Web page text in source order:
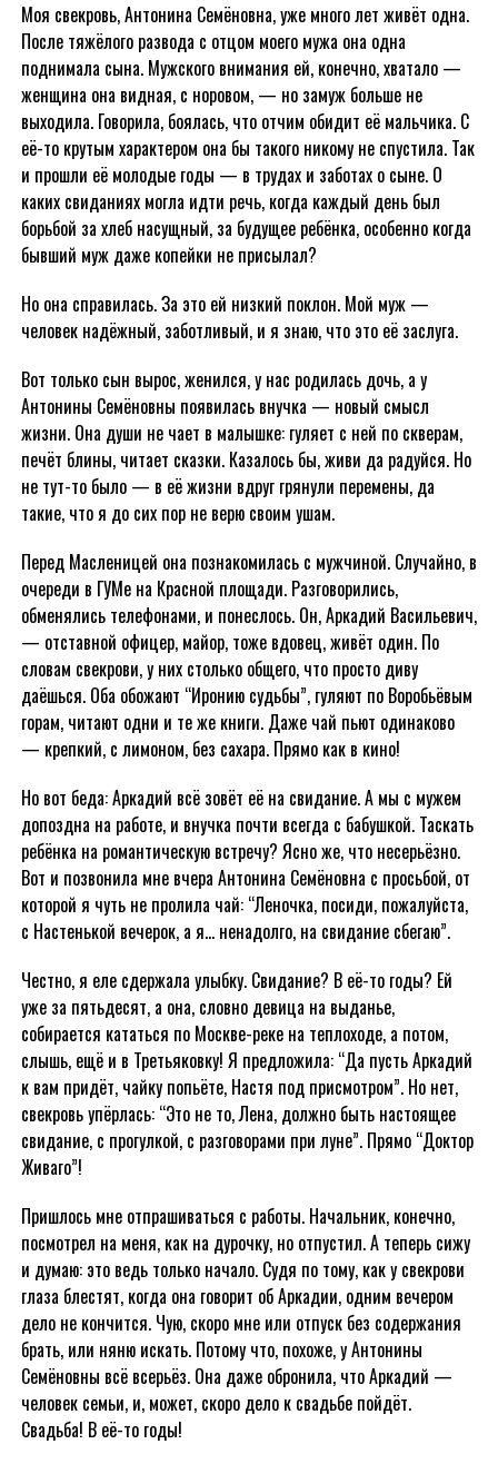
Моя свекровь, Антонина Семёновна, уже много лет живёт одна.
После тяжёлого развода с отцом моего мужа она одна
поднимала сына. Мужского внимания ей, конечно, хватало —
женщина она видная, с норовом, — но замуж больше не
выходила. Говорила, боялась, что отчим обидит её мальчика. С
её-то крутым характером она бы такого никому не спустила. Так
и прошли её молодые годы — в трудах и заботах о сыне. О
каких свиданиях могла идти речь, когда каждый день был
борьбой за хлеб насущный, за будущее ребёнка, особенно когда
бывший муж даже копейки не присылал?
Но она справилась. За это ей низкий поклон. Мой муж —
человек надёжный, заботливый, и я знаю, что это её заслуга.
Вот только сын вырос, женился, у нас родилась дочь, а у
Антонины Семёновны появилась внучка — новый смысл
жизни. Она души не чает в малышке: гуляет с ней по скверам,
печёт блины, читает сказки. Казалось бы, живи да радуйся. Но
не тут-то было — в её жизни вдруг грянули перемены, да
такие, что я до сих пор не верю своим ушам.
Перед Масленицей она познакомилась с мужчиной. Случайно, в
очереди в ГУМе на Красной площади. Разговорились,
обменялись телефонами, и понеслось. Он, Аркадий Васильевич,
— отставной офицер, майор, тоже вдовец, живёт один. По
словам свекрови, у них столько общего, что просто диву
даёшься. Оба обожают “Иронию судьбы”, гуляют по Воробьёвым
горам, читают одни и те же книги. Даже чай пьют одинаково
— крепкий, с лимоном, без сахара. Прямо как в кино!
Но вот беда: Аркадий всё зовёт её на свидание. А мы с мужем
допоздна на работе, и внучка почти всегда с бабушкой. Таскать
ребёнка на романтическую встречу? Ясно же, что несерьёзно.
Вот и позвонила мне вчера Антонина Семёновна с просьбой, от
которой я чуть не пролила чай: “Леночка, посиди, пожалуйста,
с Настенькой вечерок, а я… ненадолго, на свидание сбегаю”.
Честно, я еле сдержала улыбку. Свидание? В её-то годы? Ей
уже за пятьдесят, а она, словно девица на выданье,
собирается кататься по Москве-реке на теплоходе, а потом,
слышь, ещё и в Третьяковку! Я предложила: “Да пусть Аркадий
к вам придёт, чайку попьёте, Настя под присмотром”. Но нет,
свекровь упёрлась: “Это не то, Лена, должно быть настоящее
свидание, с прогулкой, с разговорами при луне”. Прямо “Доктор
Живаго”!
Пришлось мне отпрашиваться с работы. Начальник, конечно,
посмотрел на меня, как на дурочку, но отпустил. А теперь сижу
и думаю: это ведь только начало. Судя по тому, как у свекрови
глаза блестят, когда она говорит об Аркадии, одним вечером
дело не кончится. Чую, скоро мне или отпуск без содержания
брать, или няню искать. Потому что, похоже, у Антонины
Семёновны всё всерьёз. Она даже обронила, что Аркадий —
человек семьи, и, может, скоро дело к свадьбе пойдёт.
Свадьба! В её-то годы!